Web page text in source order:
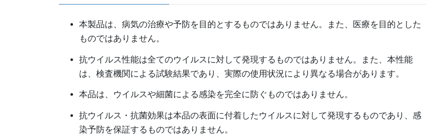
本製品は、病気の治療や予防を目的とするものではありません。また、医療を目的とした
ものではありません。
抗ウイルス性能は全てのウイルスに対して発現するものではありません。また、本性能
は、検査機関による試験結果であり、実際の使用状況により異なる場合があります。
本品は、ウイルスや細菌による感染を完全に防ぐものではありません。
抗ウイルス・抗菌効果は本品の表面に付着したウイルスに対して発現するものであり、感
染予防を保証するものではありません。